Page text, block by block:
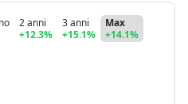
2 anni
+12.3%
3 anni
+15.1%
Max
+14.1%